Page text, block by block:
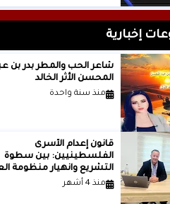
إخبارية
شاعر الحب والمطر بدر
المحسن الأثر الخالد
منذ سنة واحدة
قانون إعدام الأسرى
الفلسطينيين: بين سطوة
التشريع وانهيار منظومة
الدولية...بقلم الدكتور وسيم
منذ 4 أشهر